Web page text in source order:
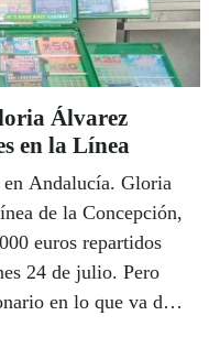
Álvarez
en la Línea
Andalucía. Gloria
de la Concepción,
euros repartidos
24 de julio. Pero
en lo que va de